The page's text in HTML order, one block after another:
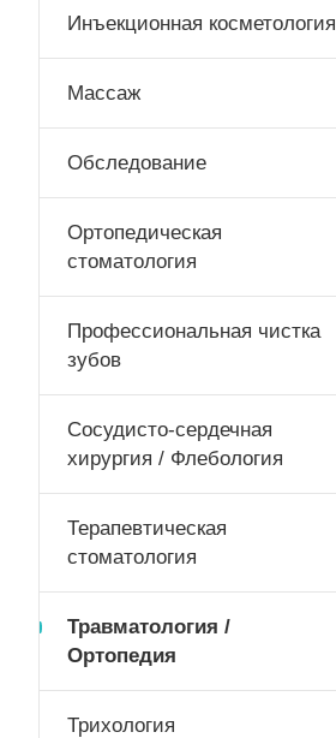
Инъекционная косметология
Массаж
Обследование
Ортопедическая
стоматология
Профессиональная чистка
зубов
Сосудисто-сердечная
хирургия / Флебология
Терапевтическая
стоматология
Травматология /
Ортопедия
Трихология